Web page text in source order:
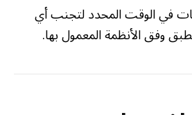
في الوقت المحدد لتجنب أي
وفق الأنظمة المعمول بها.